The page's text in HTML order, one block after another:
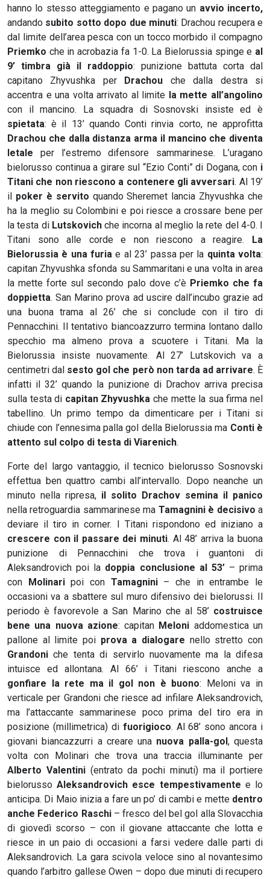
hanno lo stesso atteggiamento e pagano un avvio incerto,
andando subito sotto dopo due minuti: Drachou recupera e
dal limite dell’area pesca con un tocco morbido il compagno
Priemko che in acrobazia fa 1-0. La Bielorussia spinge e al
9’ timbra già il raddoppio: punizione battuta corta dal
capitano Zhyvushka per Drachou che dalla destra si
accentra e una volta arrivato al limite la mette all’angolino
con il mancino. La squadra di Sosnovski insiste ed è
spietata: è il 13’ quando Conti rinvia corto, ne approfitta
Drachou che dalla distanza arma il mancino che diventa
letale per l’estremo difensore sammarinese. L’uragano
bielorusso continua a girare sul “Ezio Conti” di Dogana, con i
Titani che non riescono a contenere gli avversari. Al 19’
il poker è servito quando Sheremet lancia Zhyvushka che
ha la meglio su Colombini e poi riesce a crossare bene per
la testa di Lutskovichche incorna al meglio la rete del 4-0. I
Titani sono alle corde e non riescono a reagire. La
Bielorussia è una furia e al 23’ passa per la quinta volta:
capitan Zhyvushka sfonda su Sammaritani e una volta in area
la mette forte sul secondo palo dove c’è Priemko che fa
doppietta. San Marino prova ad uscire dall’incubo grazie ad
una buona trama al 26’ che si conclude con il tiro di
Pennacchini. Il tentativo biancoazzurro termina lontano dallo
specchio ma almeno prova a scuotere i Titani. Ma la
Bielorussia insiste nuovamente. Al 27’ Lutskovich va a
centimetri dal sesto gol che però non tarda ad arrivare. È
infatti il 32’ quando la punizione di Drachov arriva precisa
sulla testa di capitan Zhyvushka che mette la sua firma nel
tabellino. Un primo tempo da dimenticare per i Titani si
chiude con l’ennesima palla gol della Bielorussia ma Conti è
attento sul colpo di testa di Viarenich.
Forte del largo vantaggio, il tecnico bielorusso Sosnovski
effettua ben quattro cambi all’intervallo. Dopo neanche un
minuto nella ripresa, il solito Drachov semina il panico
nella retroguardia sammarinese ma Tamagnini è decisivo a
deviare il tiro in corner. I Titani rispondono ed iniziano a
crescere con il passare dei minuti. Al 48’ arriva la buona
punizione di Pennacchini che trova i guantoni di
Aleksandrovich poi la doppia conclusione al 53’– prima
con Molinaripoi con Tamagnini– che in entrambe le
occasioni va a sbattere sul muro difensivo dei bielorussi. Il
periodo è favorevole a San Marino che al 58’ costruisce
bene una nuova azione: capitan Meloni addomestica un
pallone al limite poi prova a dialogare nello stretto con
Grandoni che tenta di servirlo nuovamente ma la difesa
intuisce ed allontana. Al 66’ i Titani riescono anche a
gonfiare la rete ma il gol non è buono: Meloni va in
verticale per Grandoni che riesce ad infilare Aleksandrovich,
ma l’attaccante sammarinese poco prima del tiro era in
posizione (millimetrica) di fuorigioco. Al 68’ sono ancora i
giovani biancazzurri a creare una nuova palla-gol, questa
volta con Molinari che trova una traccia illuminante per
Alberto Valentini(entrato da pochi minuti) ma il portiere
bielorussoAleksandrovich esce tempestivamente e lo
anticipa. Di Maio inizia a fare un po’ di cambi e mette dentro
anche Federico Raschi– fresco del bel gol alla Slovacchia
di giovedì scorso – con il giovane attaccante che lotta e
riesce in un paio di occasioni a farsi vedere dalle parti di
Aleksandrovich. La gara scivola veloce sino al novantesimo
quando l’arbitro gallese Owen – dopo due minuti di recupero